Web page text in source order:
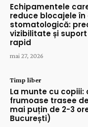
Echipamentele
reduce blocajele
stomatologică:
vizibilitate și
rapid
mai 27, 2026
Timp liber
La munte cu copiii:
frumoase trasee
mai puțin de 2-3
București)